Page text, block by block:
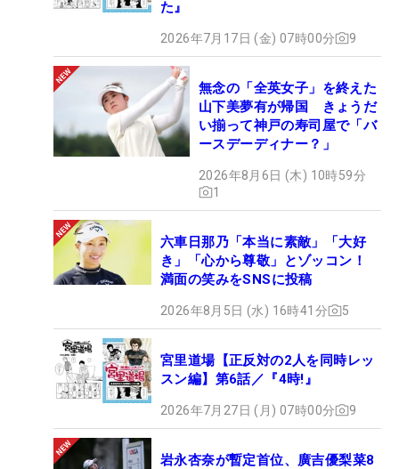
た』
2026年7月17日 (金) 07時00分 9
無念の「全英女子」を終えた
山下美夢有が帰国 きょうだ
い揃って神戸の寿司屋で「バ
ースデーディナー？」
2026年8月6日 (木) 10時59分
1
六車日那乃「本当に素敵」「大好
き」「心から尊敬」とゾッコン！
満面の笑みをSNSに投稿
2026年8月5日 (水) 16時41分 5
宮里道場【正反対の2人を同時レッ
スン編】第6話／『4時!』
2026年7月27日 (月) 07時00分 9
岩永杏奈が暫定首位、廣吉優梨菜8